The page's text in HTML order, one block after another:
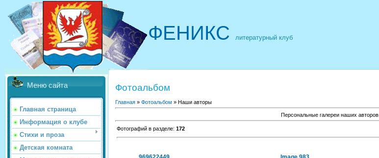
ФЕНИКС литературный клуб
Меню сайта
Главная страница
Информация о клубе
Стихи и проза
Детская комната
Фотоальбом
Главная » Фотоальбом » Наши авторы
Персональные галереи наших авторов
Фотографий в разделе: 172